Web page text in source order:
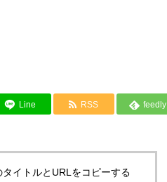
Line RSS feedly
タイトルとURLをコピーする